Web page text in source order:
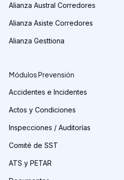
Alianza Austral Corredores
Alianza Asiste Corredores
Alianza Gesttiona
Módulos Prevensión
Accidentes e Incidentes
Actos y Condiciones
Inspecciones / Auditorías
Comité de SST
ATS y PETAR